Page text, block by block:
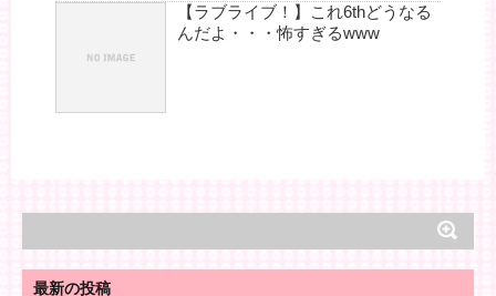
【ラブライブ！】これ6thどうなる
んだよ・・・怖すぎるwww
最新の投稿